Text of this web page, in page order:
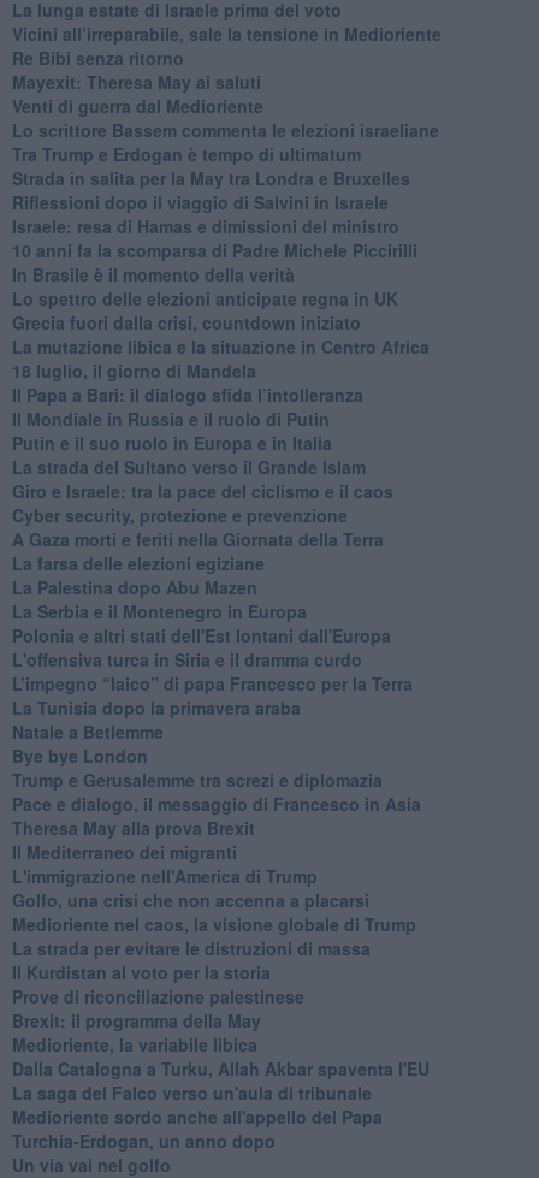
La lunga estate di Israele prima del voto
Vicini all’irreparabile, sale la tensione in Medioriente
Re Bibi senza ritorno
Mayexit: Theresa May ai saluti
Venti di guerra dal Medioriente
Lo scrittore Bassem commenta le elezioni israeliane
Tra Trump e Erdogan è tempo di ultimatum
Strada in salita per la May tra Londra e Bruxelles
Riflessioni dopo il viaggio di Salvini in Israele
Israele: resa di Hamas e dimissioni del ministro
10 anni fa la scomparsa di Padre Michele Piccirilli
In Brasile è il momento della verità
Lo spettro delle elezioni anticipate regna in UK
Grecia fuori dalla crisi, countdown iniziato
La mutazione libica e la situazione in Centro Africa
18 luglio, il giorno di Mandela
Il Papa a Bari: il dialogo sfida l’intolleranza
Il Mondiale in Russia e il ruolo di Putin
Putin e il suo ruolo in Europa e in Italia
La strada del Sultano verso il Grande Islam
Giro e Israele: tra la pace del ciclismo e il caos
Cyber security, protezione e prevenzione
A Gaza morti e feriti nella Giornata della Terra
La farsa delle elezioni egiziane
La Palestina dopo Abu Mazen
La Serbia e il Montenegro in Europa
Polonia e altri stati dell'Est lontani dall'Europa
L'offensiva turca in Siria e il dramma curdo
L’impegno “laico” di papa Francesco per la Terra
La Tunisia dopo la primavera araba
Natale a Betlemme
Bye bye London
Trump e Gerusalemme tra screzi e diplomazia
Pace e dialogo, il messaggio di Francesco in Asia
Theresa May alla prova Brexit
Il Mediterraneo dei migranti
L'immigrazione nell'America di Trump
Golfo, una crisi che non accenna a placarsi
Medioriente nel caos, la visione globale di Trump
La strada per evitare le distruzioni di massa
Il Kurdistan al voto per la storia
Prove di riconciliazione palestinese
Brexit: il programma della May
Medioriente, la variabile libica
Dalla Catalogna a Turku, Allah Akbar spaventa l'EU
La saga del Falco verso un'aula di tribunale
Medioriente sordo anche all'appello del Papa
Turchia-Erdogan, un anno dopo
Un via vai nel golfo